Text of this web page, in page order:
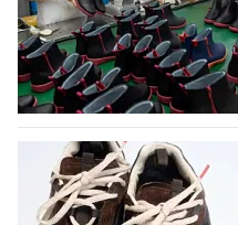
Объем мирового
2025 году